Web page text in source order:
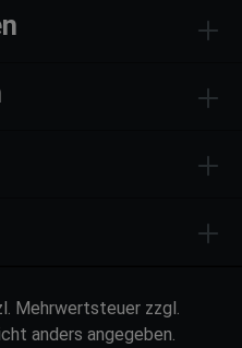
Mehrwertsteuer zzgl.
anders angegeben.